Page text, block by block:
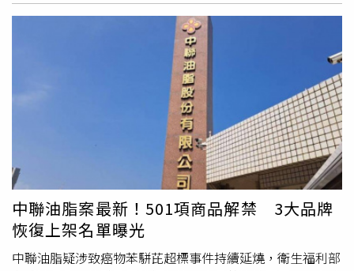
波盪漾、外界對污染源究竟出在原料還是製程仍眾說紛紜之
際，中央率先替19批油品「開綠燈」恢復上架，也讓地方政
府認為時機點仍有待商榷，再度掀起討論聲浪。張麗善表
示，目前社會仍籠罩在食安風暴陰影下，政府是否應採取更
嚴謹的態度，待整起事件調查更清楚、資訊完整揭露後，再
讓產品恢復上架，否則容易遭外界質疑，認為只是為了協助
廠商而採取的權宜措施。她指出，截至目前為止，外界仍無
法確認問題究竟出在原料還是製程。若是原料出問題，就必
須持續追查原料來源，以及冷藏、冷凍運輸過程是否發生異
常，海關邊境查驗機制也應一併檢討。談及製程問題，張麗
善表示，若是生產流程或技術、SOP不夠嚴謹所致，就應全
面檢討改善。不論問題出在哪個環節，政府都應以最嚴謹的
態度、最快速度找出原因並妥善處理，不要讓民眾因食安風
暴而失去信心，「連吃飯都不敢吃」。
中聯油脂案最新！501項商品解禁 3大品牌
恢復上架名單曝光
中聯油脂疑涉致癌物苯駢芘超標事件持續延燒，衛生福利部